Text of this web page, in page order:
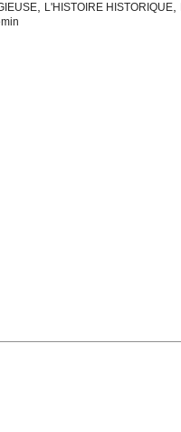
L'HISTOIRE HISTORIQUE